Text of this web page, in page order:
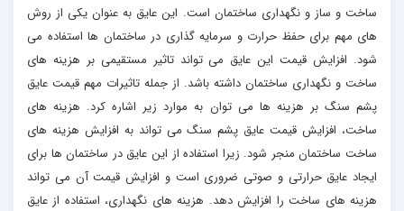
ساخت و ساز و نگهداری ساختمان است. این عایق به عنوان یکی از روش
های مهم برای حفظ حرارت و سرمایه گذاری در ساختمان ها استفاده می
شود. افزایش قیمت این عایق می تواند تاثیر مستقیمی بر هزینه های
ساخت و نگهداری ساختمان داشته باشد. از جمله تاثیرات مهم قیمت عایق
پشم سنگ بر هزینه ها می توان به موارد زیر اشاره کرد. هزینه های
ساخت، افزایش قیمت عایق پشم سنگ می تواند به افزایش هزینه های
ساخت ساختمان منجر شود. زیرا استفاده از این عایق در ساختمان ها برای
ایجاد عایق حرارتی و صوتی ضروری است و افزایش قیمت آن می تواند
هزینه های ساخت را افزایش دهد. هزینه های نگهداری، استفاده از عایق